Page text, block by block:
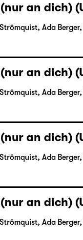
an dich)
Ada Berger,
an dich)
Ada Berger,
an dich)
Ada Berger,
an dich)
Ada Berger,